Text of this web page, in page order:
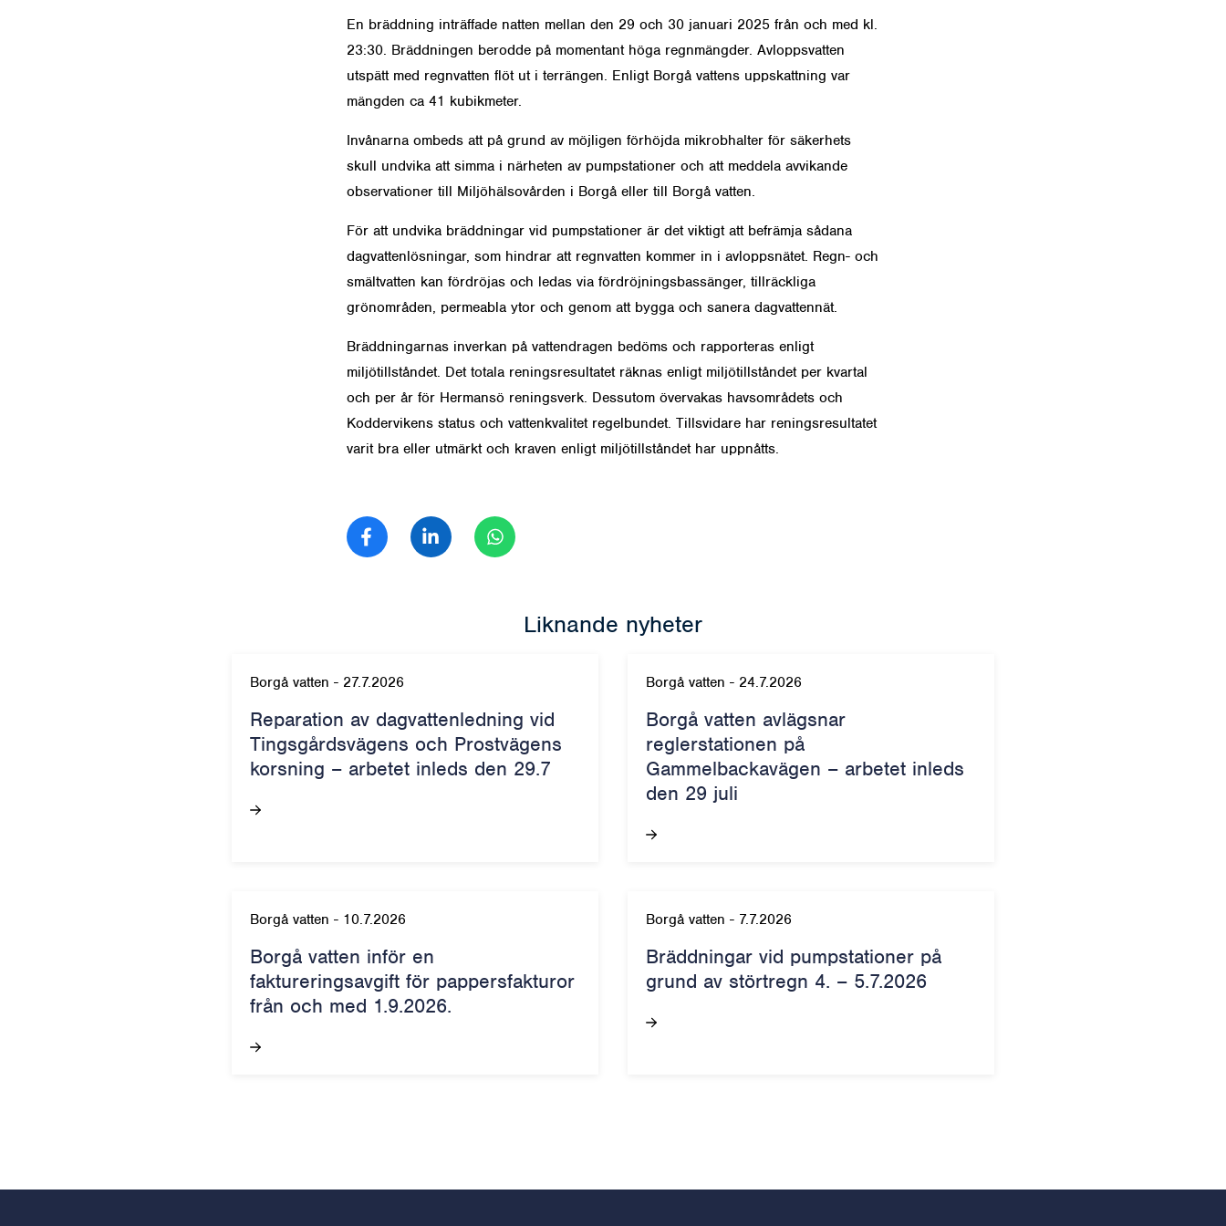
En bräddning inträffade natten mellan den 29 och 30 januari 2025 från och med kl.
23:30. Bräddningen berodde på momentant höga regnmängder. Avloppsvatten
utspätt med regnvatten flöt ut i terrängen. Enligt Borgå vattens uppskattning var
mängden ca 41 kubikmeter.
Invånarna ombeds att på grund av möjligen förhöjda mikrobhalter för säkerhets
skull undvika att simma i närheten av pumpstationer och att meddela avvikande
observationer till Miljöhälsovården i Borgå eller till Borgå vatten.
För att undvika bräddningar vid pumpstationer är det viktigt att befrämja sådana
dagvattenlösningar, som hindrar att regnvatten kommer in i avloppsnätet. Regn- och
smältvatten kan fördröjas och ledas via fördröjningsbassänger, tillräckliga
grönområden, permeabla ytor och genom att bygga och sanera dagvattennät.
Bräddningarnas inverkan på vattendragen bedöms och rapporteras enligt
miljötillståndet. Det totala reningsresultatet räknas enligt miljötillståndet per kvartal
och per år för Hermansö reningsverk. Dessutom övervakas havsområdets och
Koddervikens status och vattenkvalitet regelbundet. Tillsvidare har reningsresultatet
varit bra eller utmärkt och kraven enligt miljötillståndet har uppnåtts.
Dela på FacebookDela på LinkedInDela på WhatsApp
Liknande nyheter
Borgå vatten - 27.7.2026
Reparation av dagvattenledning vid
Tingsgårdsvägens och Prostvägens
korsning – arbetet inleds den 29.7
Borgå vatten - 24.7.2026
Borgå vatten avlägsnar
reglerstationen på
Gammelbackavägen – arbetet inleds
den 29 juli
Borgå vatten - 10.7.2026
Borgå vatten inför en
faktureringsavgift för pappersfakturor
från och med 1.9.2026.
Borgå vatten - 7.7.2026
Bräddningar vid pumpstationer på
grund av störtregn 4. – 5.7.2026